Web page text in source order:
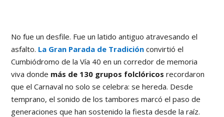
No fue un desfile. Fue un latido antiguo atravesando el
asfalto. La Gran Parada de Tradición convirtió el
Cumbiódromo de la Vía 40 en un corredor de memoria
viva donde más de 130 grupos folclóricos recordaron
que el Carnaval no solo se celebra: se hereda. Desde
temprano, el sonido de los tambores marcó el paso de
generaciones que han sostenido la fiesta desde la raíz.